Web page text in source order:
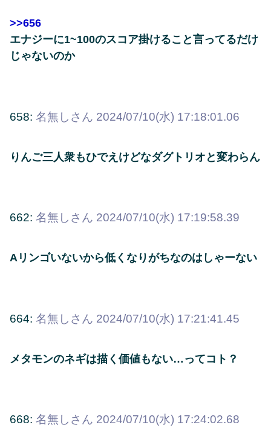
>>656
エナジーに1~100のスコア掛けること言ってるだけ
じゃないのか
658: 名無しさん 2024/07/10(水) 17:18:01.06
りんご三人衆もひでえけどなダグトリオと変わらん
662: 名無しさん 2024/07/10(水) 17:19:58.39
Aリンゴいないから低くなりがちなのはしゃーない
664: 名無しさん 2024/07/10(水) 17:21:41.45
メタモンのネギは描く価値もない…ってコト？
668: 名無しさん 2024/07/10(水) 17:24:02.68